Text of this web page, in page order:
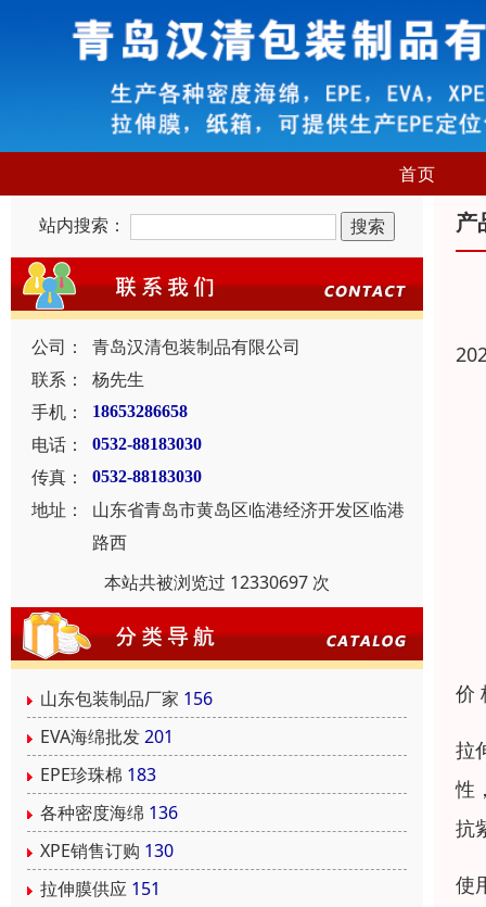
首页
站内搜索：
公司：
青岛汉清包装制品有限公司
联系：
杨先生
手机：
18653286658
电话： 0532-88183030
传真： 0532-88183030
地址：
山东省青岛市黄岛区临港经济开发区临港
路西
本站共被浏览过 12330697 次
山东包装制品厂家 156
EVA海绵批发201
EPE珍珠棉 183
各种密度海绵 136
XPE销售订购 130
拉伸膜供应 151
产
价
拉
性
抗
使